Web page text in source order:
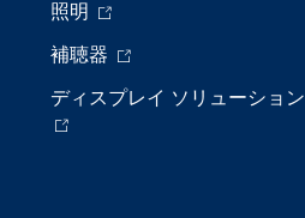
照明
補聴器
ディスプレイ ソリューション